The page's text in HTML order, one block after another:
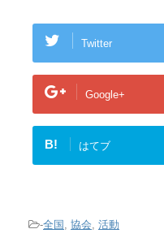
Twitter
Google+
B! はてブ
-全国 , 協会, 活動